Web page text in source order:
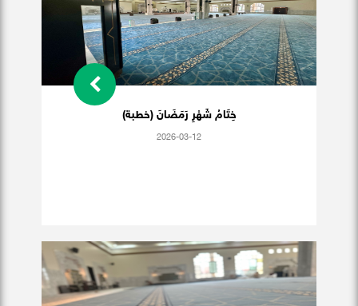
خِتَامُ شَهْرِ رَمَضَانَ (خطبة)
2026-03-12